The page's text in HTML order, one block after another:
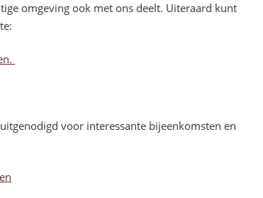
omgeving ook met ons deelt. Uiteraard kunt
voor interessante bijeenkomsten en